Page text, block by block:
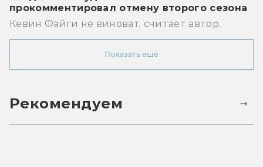
прокомментировал отмену второго сезона
Кевин Файги не виноват, считает автор.
Показать ещё
Рекомендуем